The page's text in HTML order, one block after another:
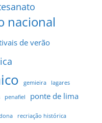
nacional
de verão
gemieira
lagares
penafiel ponte de lima
recriação histórica